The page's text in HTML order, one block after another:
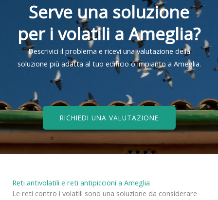
Serve una soluzione
per i volatili a Ameglia?
Descrivici il problema e ricevi una valutazione della
soluzione più adatta al tuo edificio o impianto a Ameglia.
RICHIEDI UNA VALUTAZIONE
Reti antivolatili e reti antipiccioni a Ameglia
Le reti contro i volatili sono una soluzione da considerare